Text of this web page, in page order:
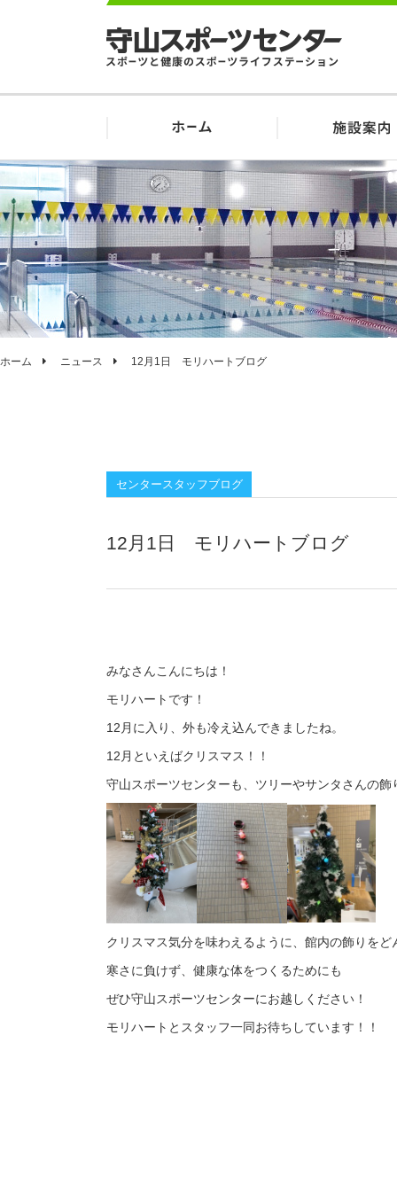
ホーム ニュース 12月1日 モリハートブログ
センタースタッフブログ
12月1日 モリハートブログ
みなさんこんにちは！
モリハートです！
12月に入り、外も冷え込んできましたね。
12月といえばクリスマス！！
守山スポーツセンターも、ツリーやサンタさんの飾
クリスマス気分を味わえるように、館内の飾りを
寒さに負けず、健康な体をつくるためにも
ぜひ守山スポーツセンターにお越しください！
モリハートとスタッフ一同お待ちしています！！